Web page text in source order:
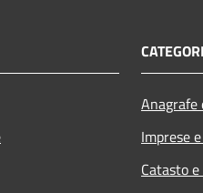
Imprese
Catasto